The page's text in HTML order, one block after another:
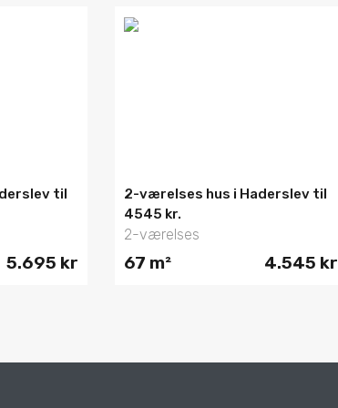
til
5.695 kr
2-værelses hus i Haderslev til
4545 kr.
2-værelses
67 m² 4.545 kr